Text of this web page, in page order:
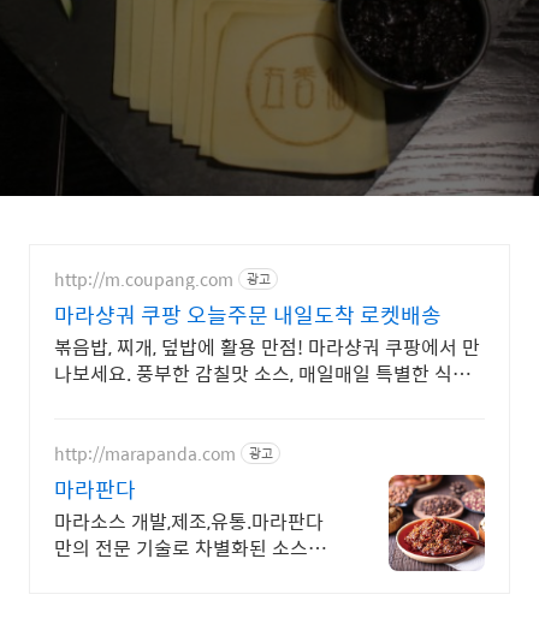
http://m.coupang.com 광고
마라샹궈 쿠팡 오늘주문 내일도착 로켓배송
볶음밥, 찌개, 덮밥에 활용 만점! 마라샹궈 쿠팡에서 만
나보세요. 풍부한 감칠맛 소스, 매일매일 특별한 식탁
http://marapanda.com 광고
마라판다
마라소스 개발,제조,유통.마라판다
만의 전문 기술로 차별화된 소스를